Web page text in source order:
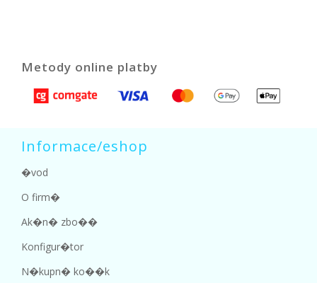
Metody online platby
Informace/eshop
�vod
O firm�
Ak�n� zbo��
Konfigur�tor
N�kupn� ko��k